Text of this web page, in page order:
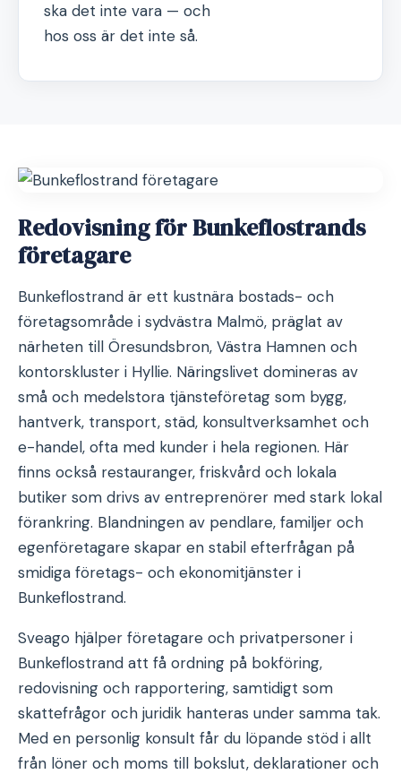
ska det inte vara — och
hos oss är det inte så.
Redovisning för Bunkeflostrands
företagare
Bunkeflostrand är ett kustnära bostads- och
företagsområde i sydvästra Malmö, präglat av
närheten till Öresundsbron, Västra Hamnen och
kontorskluster i Hyllie. Näringslivet domineras av
små och medelstora tjänsteföretag som bygg,
hantverk, transport, städ, konsultverksamhet och
e-handel, ofta med kunder i hela regionen. Här
finns också restauranger, friskvård och lokala
butiker som drivs av entreprenörer med stark lokal
förankring. Blandningen av pendlare, familjer och
egenföretagare skapar en stabil efterfrågan på
smidiga företags- och ekonomitjänster i
Bunkeflostrand.
Sveago hjälper företagare och privatpersoner i
Bunkeflostrand att få ordning på bokföring,
redovisning och rapportering, samtidigt som
skattefrågor och juridik hanteras under samma tak.
Med en personlig konsult får du löpande stöd i allt
från löner och moms till bokslut, deklarationer och